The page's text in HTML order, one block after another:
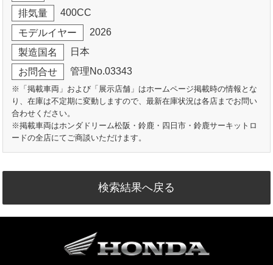
排気量
400CC
モデルイヤー
2026
製造国名
日本
お問合せ
管理No.03343
※「掲載車両」および「展示店舗」はホームページ掲載時の情報とな
り、在庫は不定期に変動しますので、最新在庫状況は各店までお問い
合わせください。
※掲載車両はホンダドリーム松阪・鈴鹿・四日市・鈴鹿サーキットロ
ードの全店にてご商談いただけます。
検索結果へ戻る